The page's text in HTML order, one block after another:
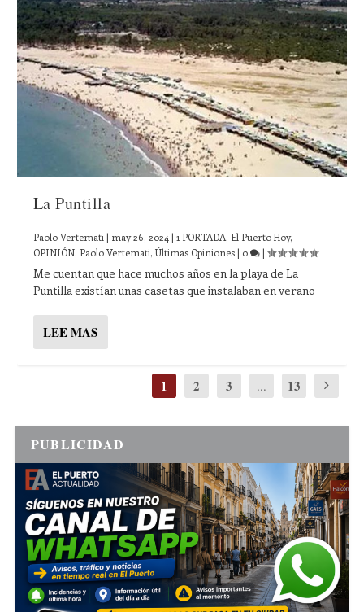
La Puntilla
Paolo Vertemati | may 26, 2024 | 1 PORTADA, El Puerto Hoy,
OPINIÓN, Paolo Vertemati, Últimas Opiniones| 0 |
Me cuentan que hace muchos años en la playa de La
Puntilla existían unas casetas que instalaban en verano
LEE MAS
1 2 3 ... 13
PUBLICIDAD